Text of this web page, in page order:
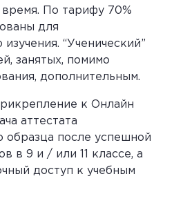
По тарифу 70%
для
“Ученический”
занятых, помимо
дополнительным.
к Онлайн
аттестата
образца после успешной
в 9 и / или 11 классе, а
доступ к учебным